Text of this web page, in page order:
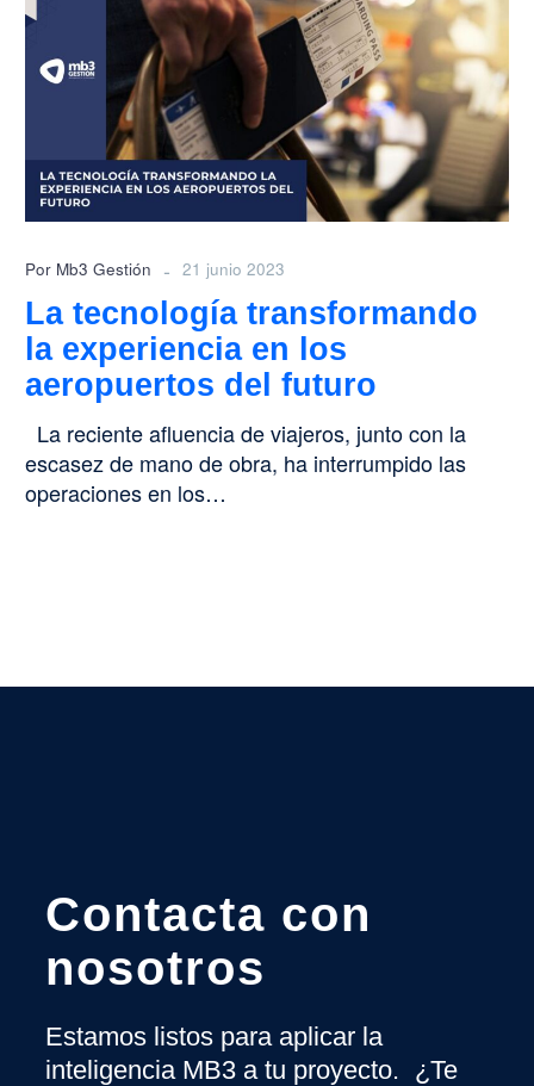
transformando
experiencia
los
aeropuertos
del
futuro
Por Mb3 Gestión - 21 junio 2023
La tecnología transformando
la experiencia en los
aeropuertos del futuro
La reciente afluencia de viajeros, junto con la
escasez de mano de obra, ha interrumpido las
operaciones en los…
Contacta con
nosotros
Estamos listos para aplicar la
inteligencia MB3 a tu proyecto. ¿Te